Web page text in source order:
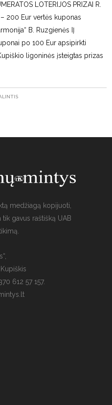
LOTERIJOS PRIZAI R.
200 Eur vertės kuponas
B. Ruzgienės IĮ
po 100 Eur apsipirkti
ligoninės įsteigtas prizas
medžiagą kopijuoti,
gavus raštišką UAB
612 57 157.